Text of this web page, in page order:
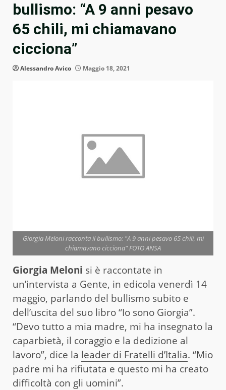
bullismo: “A 9 anni pesavo
65 chili, mi chiamavano
cicciona”
Alessandro Avico Maggio 18, 2021
Giorgia Meloni racconta il bullismo: "A 9 anni pesavo 65 chili, mi
chiamavano cicciona" FOTO ANSA
Giorgia Meloni si è raccontate in
un’intervista a Gente, in edicola venerdì 14
maggio, parlando del bullismo subito e
dell’uscita del suo libro “Io sono Giorgia”.
“Devo tutto a mia madre, mi ha insegnato la
caparbietà, il coraggio e la dedizione al
lavoro”, dice la leader di Fratelli d’Italia. “Mio
padre mi ha rifiutata e questo mi ha creato
difficoltà con gli uomini”.